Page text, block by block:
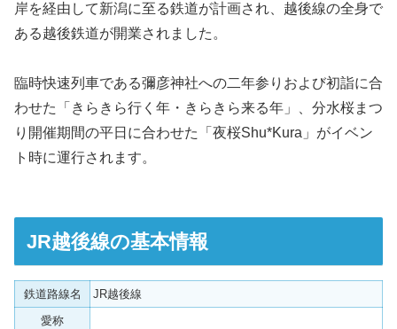
岸を経由して新潟に至る鉄道が計画され、越後線の全身で
ある越後鉄道が開業されました。
臨時快速列車である彌彦神社への二年参りおよび初詣に合
わせた「きらきら行く年・きらきら来る年」、分水桜まつ
り開催期間の平日に合わせた「夜桜Shu*Kura」がイベン
ト時に運行されます。
JR越後線の基本情報
鉄道路線名
JR越後線
愛称